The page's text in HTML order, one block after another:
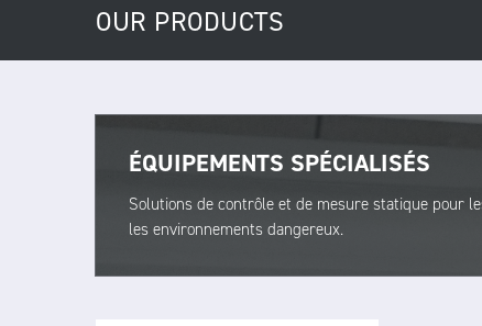
OUR PRODUCTS
ÉQUIPEMENTS SPÉCIALISÉS
Solutions de contrôle et de mesure statique pour
les environnements dangereux.